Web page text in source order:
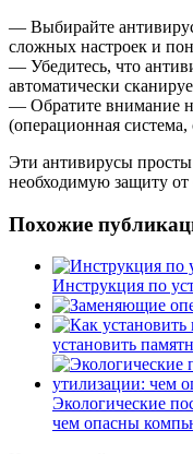
— Выбирайте
сложных настроек и
— Убедитесь, что
автоматически
— Обратите внимание
(операционная
Эти антивирусы просты
необходимую защиту
Похожие
Инструкция по
установить
Экологические
чем опасны